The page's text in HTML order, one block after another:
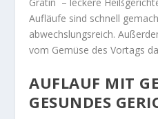
Aufläufe sind schnell
abwechslungsreich.
vom Gemüse des Vortags
AUFLAUF MIT
GESUNDES